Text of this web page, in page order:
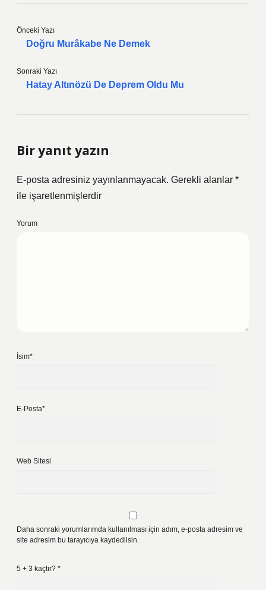
Önceki Yazı
Doğru Murâkabe Ne Demek
Sonraki Yazı
Hatay Altınözü De Deprem Oldu Mu
Bir yanıt yazın
E-posta adresiniz yayınlanmayacak. Gerekli alanlar *
ile işaretlenmişlerdir
Yorum
İsim*
E-Posta*
Web Sitesi
Daha sonraki yorumlarımda kullanılması için adım, e-posta adresim ve
site adresim bu tarayıcıya kaydedilsin.
5 + 3 kaçtır? *